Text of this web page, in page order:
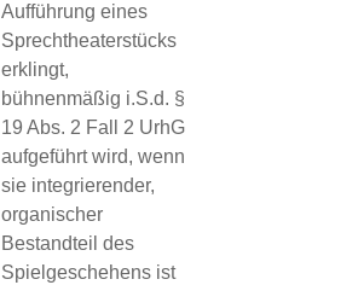
Aufführung eines
Sprechtheaterstücks
erklingt,
bühnenmäßig i.S.d. §
19 Abs. 2 Fall 2 UrhG
aufgeführt wird, wenn
sie integrierender,
organischer
Bestandteil des
Spielgeschehens ist